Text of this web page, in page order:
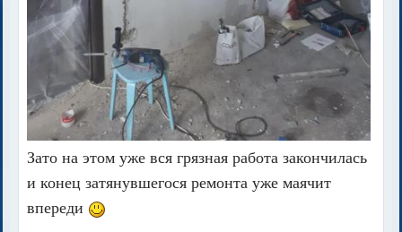
Зато на этом уже вся грязная работа закончилась
и конец затянувшегося ремонта уже маячит
впереди